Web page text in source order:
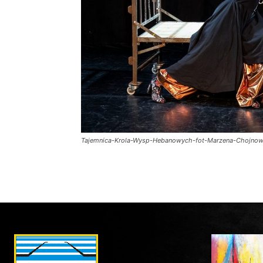
Tajemnica-Krola-Wysp-Hebanowych-fot-Marzena-